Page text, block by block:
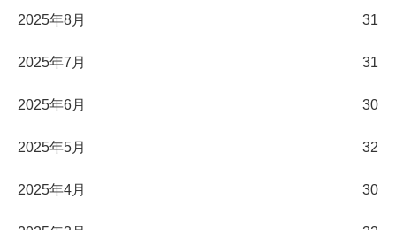
2025年8月 31
2025年7月 31
2025年6月 30
2025年5月 32
2025年4月 30